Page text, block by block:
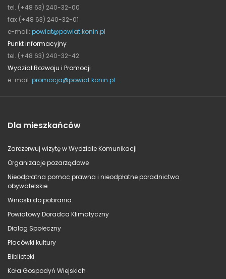
tel. (+48 63) 240-32-00
fax (+48 63) 240-32-01
e-mail: powiat@powiat.konin.pl
Punkt informacyjny
tel. (+48 63) 240-32-42
Wydział Rozwoju i Promocji
e-mail: promocja@powiat.konin.pl
Dla mieszkańców
Zarezerwuj wizytę w Wydziale Komunikacji
Organizacje pozarządowe
Nieodpłatna pomoc prawna i nieodpłatne poradnictwo
obywatelskie
Wnioski do pobrania
Powiatowy Doradca Klimatyczny
Dialog Społeczny
Placówki kultury
Biblioteki
Koła Gospodyń Wiejskich